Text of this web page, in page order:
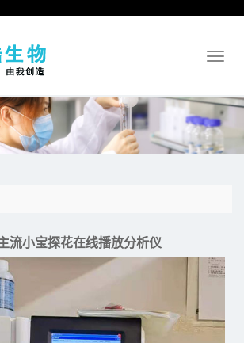
Toggle
流小宝探花在线播放分析仪